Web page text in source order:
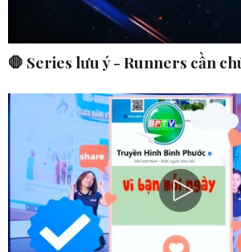
🛑 Series lưu ý - Runners cần